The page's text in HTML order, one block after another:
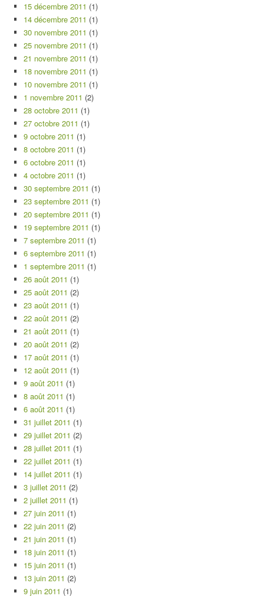
15 décembre 2011 (1)
14 décembre 2011 (1)
30 novembre 2011 (1)
25 novembre 2011 (1)
21 novembre 2011 (1)
18 novembre 2011 (1)
10 novembre 2011 (1)
1 novembre 2011 (2)
28 octobre 2011 (1)
27 octobre 2011 (1)
9 octobre 2011 (1)
8 octobre 2011 (1)
6 octobre 2011 (1)
4 octobre 2011 (1)
30 septembre 2011 (1)
23 septembre 2011 (1)
20 septembre 2011 (1)
19 septembre 2011 (1)
7 septembre 2011 (1)
6 septembre 2011 (1)
1 septembre 2011 (1)
26 août 2011 (1)
25 août 2011 (2)
23 août 2011 (1)
22 août 2011 (2)
21 août 2011 (1)
20 août 2011 (2)
17 août 2011 (1)
12 août 2011 (1)
9 août 2011 (1)
8 août 2011 (1)
6 août 2011 (1)
31 juillet 2011 (1)
29 juillet 2011 (2)
28 juillet 2011 (1)
22 juillet 2011 (1)
14 juillet 2011 (1)
3 juillet 2011 (2)
2 juillet 2011 (1)
27 juin 2011 (1)
22 juin 2011 (2)
21 juin 2011 (1)
18 juin 2011 (1)
15 juin 2011 (1)
13 juin 2011 (2)
9 juin 2011 (1)